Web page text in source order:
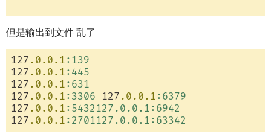
但是输出到文件 乱了
127 .0 .0 .1 :139
127 .0 .0 .1 :445
127 .0 .0 .1 :631
127 .0 .0 .1 :3306 127 .0 .0 .1 :6379
127 .0 .0 .1 :5432127.0.0.1 :6942
127 .0 .0 .1 :2701127.0.0.1 :63342